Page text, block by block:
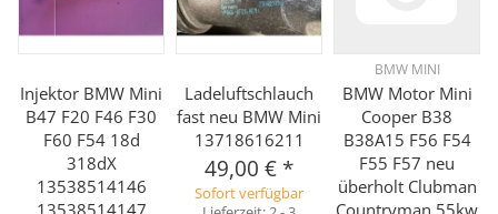
Injektor BMW Mini
B47 F20 F46 F30
F60 F54 18d
318dX
13538514146
13538514147
Ladeluftschlauch
fast neu BMW Mini
13718616211
49,00 € *
Sofort verfügbar
BMW MINI
BMW Motor Mini
Cooper B38
B38A15 F56 F54
F55 F57 neu
überholt Clubman
Countryman 55kw